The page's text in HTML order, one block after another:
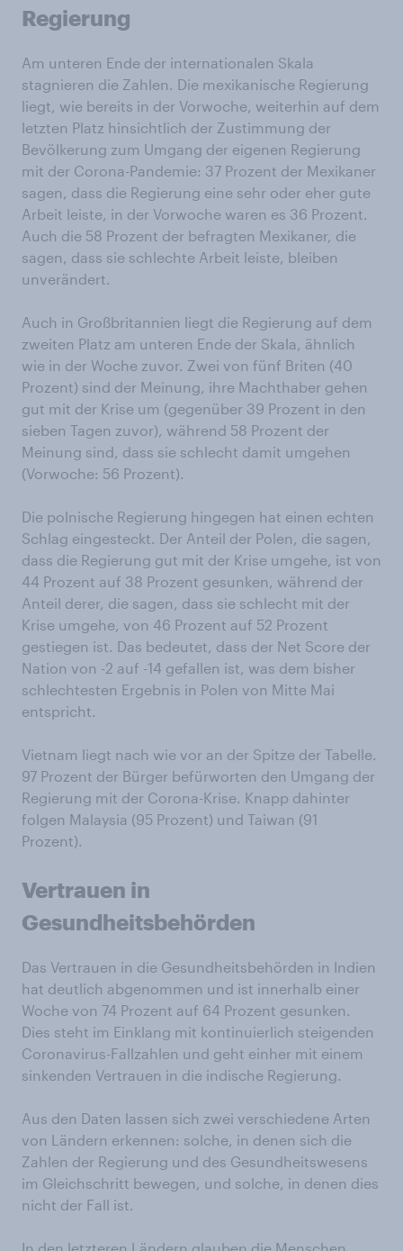
Regierung
Am unteren Ende der internationalen Skala
stagnieren die Zahlen. Die mexikanische Regierung
liegt, wie bereits in der Vorwoche, weiterhin auf dem
letzten Platz hinsichtlich der Zustimmung der
Bevölkerung zum Umgang der eigenen Regierung
mit der Corona-Pandemie: 37 Prozent der Mexikaner
sagen, dass die Regierung eine sehr oder eher gute
Arbeit leiste, in der Vorwoche waren es 36 Prozent.
Auch die 58 Prozent der befragten Mexikaner, die
sagen, dass sie schlechte Arbeit leiste, bleiben
unverändert.
Auch in Großbritannien liegt die Regierung auf dem
zweiten Platz am unteren Ende der Skala, ähnlich
wie in der Woche zuvor. Zwei von fünf Briten (40
Prozent) sind der Meinung, ihre Machthaber gehen
gut mit der Krise um (gegenüber 39 Prozent in den
sieben Tagen zuvor), während 58 Prozent der
Meinung sind, dass sie schlecht damit umgehen
(Vorwoche: 56 Prozent).
Die polnische Regierung hingegen hat einen echten
Schlag eingesteckt. Der Anteil der Polen, die sagen,
dass die Regierung gut mit der Krise umgehe, ist von
44 Prozent auf 38 Prozent gesunken, während der
Anteil derer, die sagen, dass sie schlecht mit der
Krise umgehe, von 46 Prozent auf 52 Prozent
gestiegen ist. Das bedeutet, dass der Net Score der
Nation von -2 auf -14 gefallen ist, was dem bisher
schlechtesten Ergebnis in Polen von Mitte Mai
entspricht.
Vietnam liegt nach wie vor an der Spitze der Tabelle.
97 Prozent der Bürger befürworten den Umgang der
Regierung mit der Corona-Krise. Knapp dahinter
folgen Malaysia (95 Prozent) und Taiwan (91
Prozent).
Vertrauen in
Gesundheitsbehörden
Das Vertrauen in die Gesundheitsbehörden in Indien
hat deutlich abgenommen und ist innerhalb einer
Woche von 74 Prozent auf 64 Prozent gesunken.
Dies steht im Einklang mit kontinuierlich steigenden
Coronavirus-Fallzahlen und geht einher mit einem
sinkenden Vertrauen in die indische Regierung.
Aus den Daten lassen sich zwei verschiedene Arten
von Ländern erkennen: solche, in denen sich die
Zahlen der Regierung und des Gesundheitswesens
im Gleichschritt bewegen, und solche, in denen dies
nicht der Fall ist.